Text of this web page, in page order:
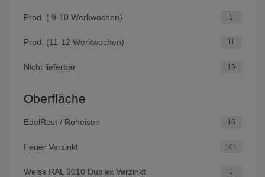
Prod. ( 9-10 Werkwochen) 1
Prod. (11-12 Werkwochen) 11
Nicht lieferbar 15
Oberfläche
EdelRost / Roheisen 16
Feuer Verzinkt 101
Weiss RAL 9010 Duplex Verzinkt 1